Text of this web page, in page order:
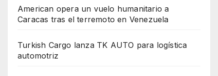
American opera un vuelo humanitario a
Caracas tras el terremoto en Venezuela
Turkish Cargo lanza TK AUTO para logística
automotriz